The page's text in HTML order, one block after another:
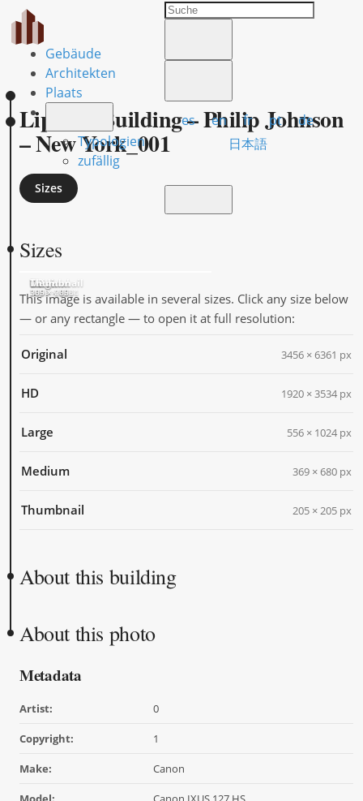
Gebäude
Architekten
Plaats
Typologien
zufällig
es en fr pt
de
日本語
Lipstick Building – Philip Johnson
– New York_001
Sizes
Sizes
Original
3456 × 6361
HD
1920 × 3534
Large
556 × 1024
Medium
369 × 680
Thumbnail
205 × 205
This image is available in several sizes. Click any size below
— or any rectangle — to open it at full resolution:
Original 3456 × 6361 px
HD 1920 × 3534 px
Large 556 × 1024 px
Medium 369 × 680 px
Thumbnail 205 × 205 px
About this building
About this photo
Metadata
Artist: 0
Copyright: 1
Make: Canon